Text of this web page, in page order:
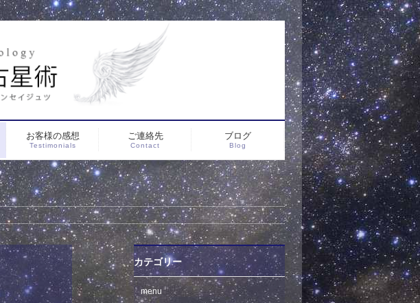
お客様の感想
Testimonials
ご連絡先
Contact
ブログ
Blog
カテゴリー
menu